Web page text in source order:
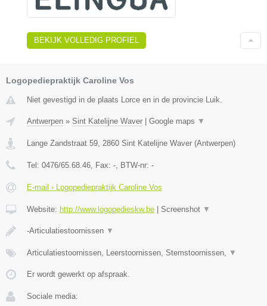
BEKIJK VOLLEDIG PROFIEL
Logopediepraktijk Caroline Vos
Niet gevestigd in de plaats Lorce en in de provincie Luik.
Antwerpen » Sint Katelijne Waver Google maps ▼
Lange Zandstraat 59, 2860 Sint Katelijne Waver (Antwerpen)
Tel: 0476/65.68.46, Fax: -, BTW-nr: -
E-mail › Logopediepraktijk Caroline Vos
Website: http://www.logopedieskw.be Screenshot ▼
-Articulatiestoornissen ▼
Articulatiestoornissen, Leerstoornissen, Stemstoornissen, ▼
Er wordt gewerkt op afspraak.
Sociale media: